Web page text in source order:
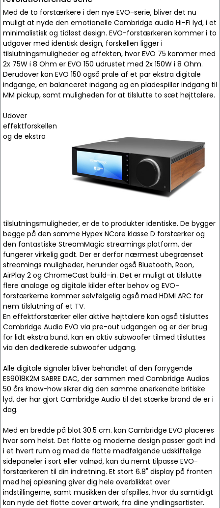
Med de to forstærkere i den nye EVO-serie, bliver det nu
muligt at nyde den emotionelle Cambridge audio Hi-Fi lyd, i et
minimalistisk og tidløst design. EVO-forstærkeren kommer i to
udgaver med identisk design, forskellen ligger i
tilslutningsmuligheder og effekten, hvor EVO 75 kommer med
2x 75W i 8 Ohm er EVO 150 udrustet med 2x 150W i 8 Ohm.
Derudover kan EVO 150 også prale af et par ekstra digitale
indgange, en balanceret indgang og en pladespiller indgang til
MM pickup, samt muligheden for at tilslutte to sæt højttalere.
Udover
effektforskellen
og de ekstra
tilslutningsmuligheder, er de to produkter identiske. De bygger
begge på den samme Hypex NCore klasse D forstærker og
den fantastiske StreamMagic streamings platform, der
fungerer virkelig godt. Der er derfor nærmest ubegrænset
streamings muligheder, herunder også Bluetooth, Roon,
AirPlay 2 og ChromeCast build-in. Det er muligt at tilslutte
flere analoge og digitale kilder efter behov og EVO-
forstærkerne kommer selvfølgelig også med HDMI ARC for
nem tilslutning af et TV.
En effektforstærker eller aktive højttalere kan også tilsluttes
Cambridge Audio EVO via pre-out udgangen og er der brug
for lidt ekstra bund, kan en aktiv subwoofer tilmed tilsluttes
via den dedikerede subwoofer udgang.
Alle digitale signaler bliver behandlet af den forrygende
ES9018K2M SABRE DAC, der sammen med Cambridge Audios
50 års know-how sikrer dig den samme anerkendte britiske
lyd, der har gjort Cambridge Audio til det stærke brand de er i
dag.
Med en bredde på blot 30.5 cm. kan Cambridge EVO placeres
hvor som helst. Det flotte og moderne design passer godt ind
i et hvert rum og med de flotte medfølgende udskiftelige
sidepaneler i sort eller valnød, kan du nemt tilpasse EVO-
forstærkeren til din indretning. Et stort 6.8" display på fronten
med høj opløsning giver dig hele overblikket over
indstillingerne, samt musikken der afspilles, hvor du samtidigt
kan nyde det flotte cover artwork, fra dine yndlingsartister.